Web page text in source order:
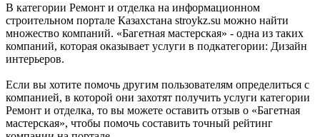
В категории Ремонт и отделка на информационном
строительном портале Казахстана stroykz.su можно найти
множество компаний. «Багетная мастерская» - одна из таких
компаний, которая оказывает услуги в подкатегории: Дизайн
интерьеров.
Если вы хотите помочь другим пользователям определиться с
компанией, в которой они захотят получить услуги категории
Ремонт и отделка, то вы можете оставить отзыв о «Багетная
мастерская», чтобы помочь составить точный рейтинг